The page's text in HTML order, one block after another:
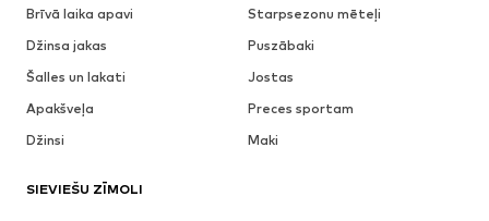
Brīvā laika apavi
Starpsezonu mēteļi
Džinsa jakas
Puszābaki
Šalles un lakati
Jostas
Apakšveļa
Preces sportam
Džinsi
Maki
SIEVIEŠU ZĪMOLI